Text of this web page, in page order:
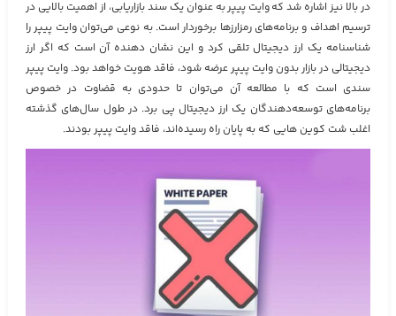
در بالا نیز اشاره شد که وایت پیپر به عنوان یک سند بازاریابی، از اهمیت بالایی در
ترسیم اهداف و برنامه‌های رمزارزها برخوردار است. به نوعی می‌توان وایت پیپر را
شناسنامه یک ارز دیجیتال تلقی کرد و این نشان دهنده آن است که اگر ارز
دیجیتالی در بازار بدون وایت پیپر عرضه شود، فاقد هویت خواهد بود. وایت پیپر
سندی است که با مطالعه آن می‌توان تا حدودی به قضاوت در خصوص
برنامه‌های توسعه‌دهندگان یک ارز دیجیتال پی برد. در طول سال‌های گذشته
اغلب شت کوین‌ هایی که به پایان راه رسیده‌اند، فاقد وایت پیپر بودند.